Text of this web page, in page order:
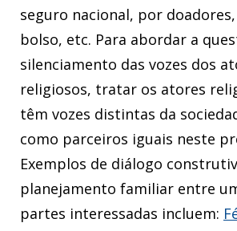
seguro nacional, por
bolso, etc. Para abordar a
silenciamento das vozes dos
religiosos, tratar os atores
têm vozes distintas da
como parceiros iguais neste
Exemplos de diálogo
planejamento familiar entre
partes interessadas incluem: